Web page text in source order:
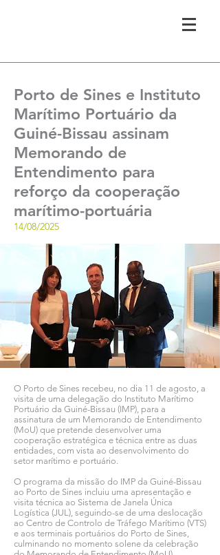
Porto de Sines e Instituto
Marítimo Portuário da
Guiné-Bissau assinam
Memorando de
Entendimento para
reforço da cooperação
marítimo-portuária
14/08/2025
O Porto de Sines recebeu, no dia 11 de agosto, a
visita de uma delegação do Instituto Marítimo
Portuário da Guiné-Bissau (IMP), para a
assinatura de um Memorando de Entendimento
(MoU) que pretende desenvolver uma
cooperação estratégica e técnica entre as duas
entidades, com vista ao desenvolvimento do
setor marítimo e portuário.
O programa da missão do IMP da Guiné-Bissau
ao Porto de Sines incluiu uma apresentação e
visita técnica ao Sistema de Janela Única
Logística (JUL), seguindo-se de uma deslocação
ao Centro de Controlo de Tráfego Marítimo (VTS)
e aos terminais portuários do Porto de Sines,
culminando no momento solene da celebração